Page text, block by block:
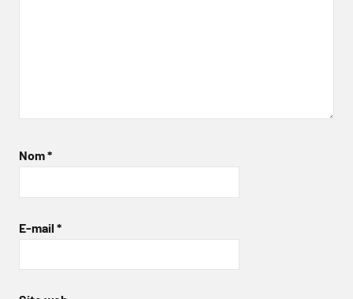
Nom*
E-mail *